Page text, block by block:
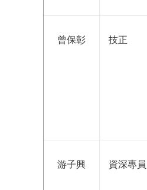
曾保彰 技正
游子興 資深專員